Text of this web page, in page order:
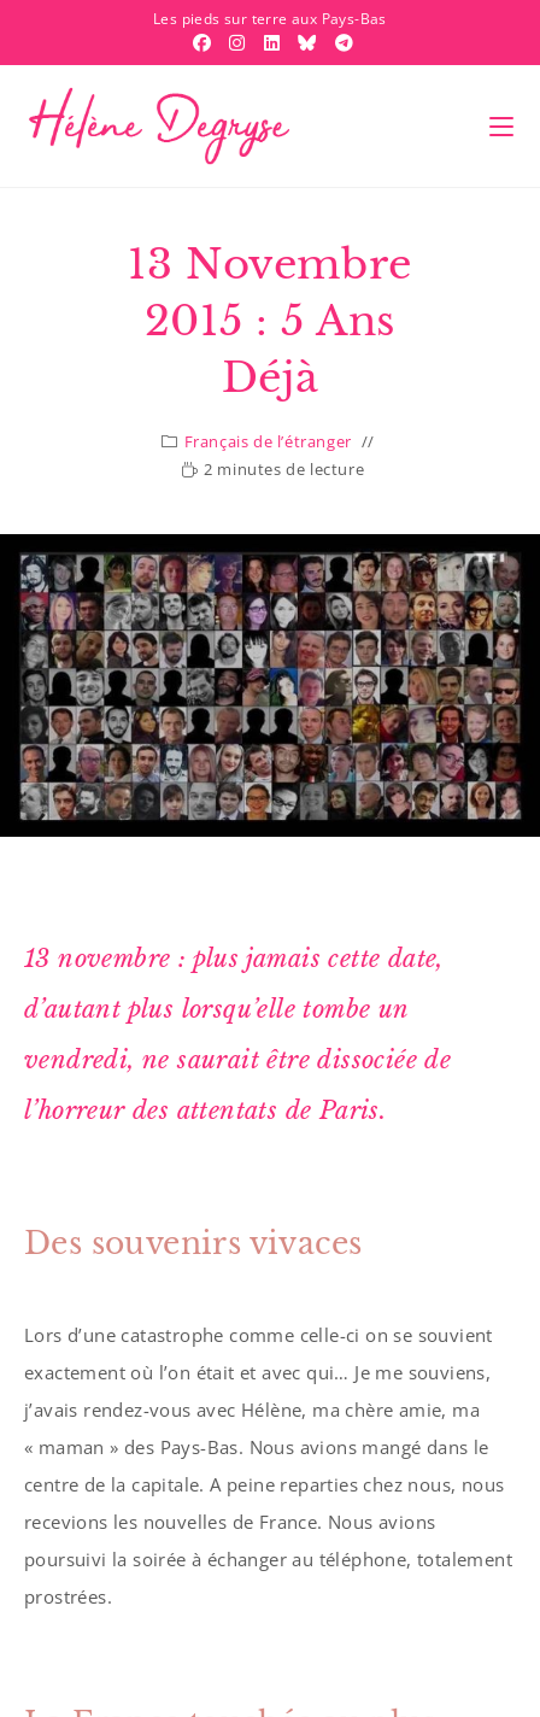
Les pieds sur terre aux Pays-Bas
13 Novembre
2015 : 5 Ans
Déjà
Français de l’étranger
2 minutes de lecture
13 novembre : plus jamais cette date,
d’autant plus lorsqu’elle tombe un
vendredi, ne saurait être dissociée de
l’horreur des attentats de Paris.
Des souvenirs vivaces
Lors d’une catastrophe comme celle-ci on se souvient
exactement où l’on était et avec qui… Je me souviens,
j’avais rendez-vous avec Hélène, ma chère amie, ma
« maman » des Pays-Bas. Nous avions mangé dans le
centre de la capitale. A peine reparties chez nous, nous
recevions les nouvelles de France. Nous avions
poursuivi la soirée à échanger au téléphone, totalement
prostrées.